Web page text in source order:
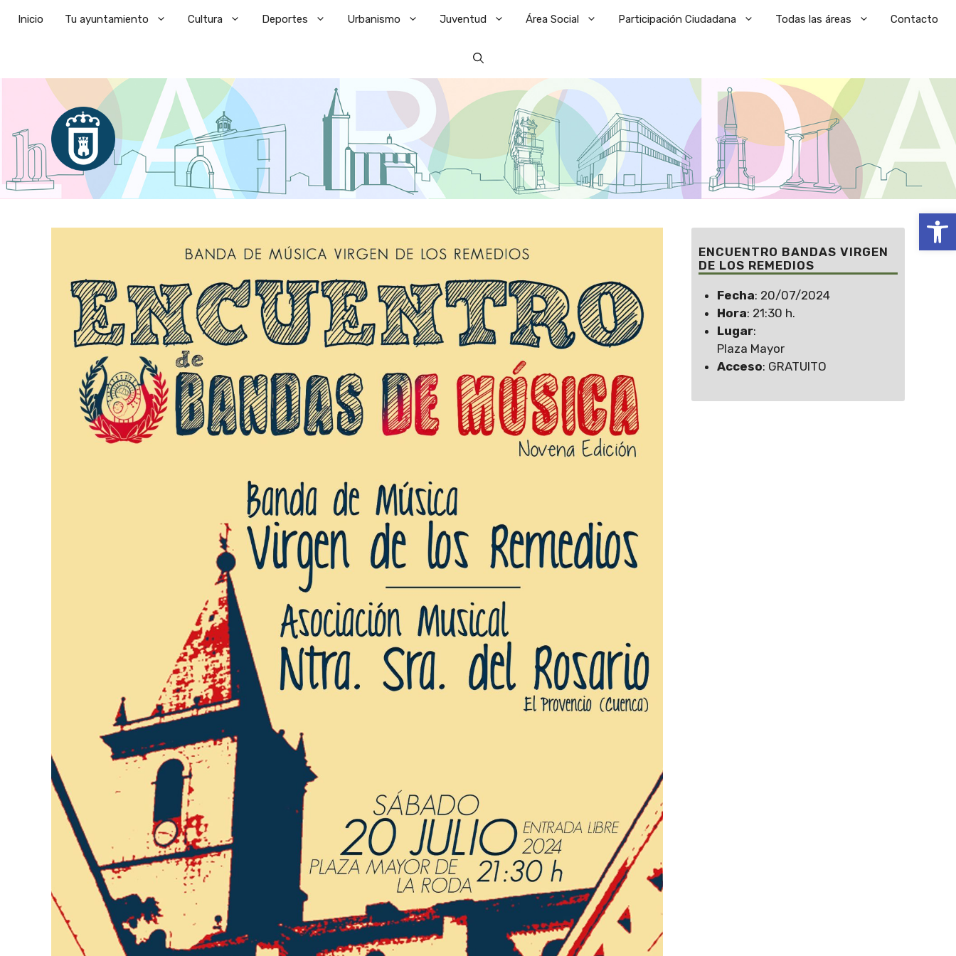
Abrir
Inicio Tu ayuntamiento Cultura Deportes Urbanismo Juventud Área Social Participación Ciudadana Todas las áreas Contacto
ENCUENTRO BANDAS VIRGEN
DE LOS REMEDIOS
Fecha: 20/07/2024
Hora: 21:30 h.
Lugar:
Plaza Mayor
Acceso: GRATUITO